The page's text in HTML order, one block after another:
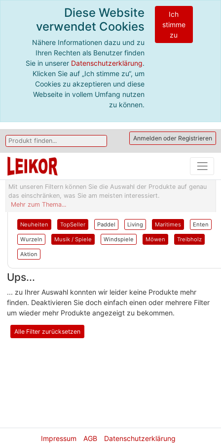
Diese Website
verwendet Cookies
Nähere Informationen dazu und zu
Ihren Rechten als Benutzer finden
Sie in unserer Datenschutzerklärung.
Klicken Sie auf „Ich stimme zu“, um
Cookies zu akzeptieren und diese
Webseite in vollem Umfang nutzen
zu können.
Ich
stimme
zu
Anmelden oder Registrieren
Mit unseren Filtern können Sie die Auswahl der Produkte auf genau
das einschränken, was Sie am meisten interessiert.
Mehr zum Thema...
Neuheiten TopSeller Paddel Living Maritimes Enten
Wurzeln Musik / Spiele Windspiele Möwen Treibholz
Aktion
Ups...
... zu Ihrer Auswahl konnten wir leider keine Produkte mehr
finden. Deaktivieren Sie doch einfach einen oder mehrere Filter
um wieder mehr Produkte angezeigt zu bekommen.
Alle Filter zurücksetzen
Impressum AGB Datenschutzerklärung